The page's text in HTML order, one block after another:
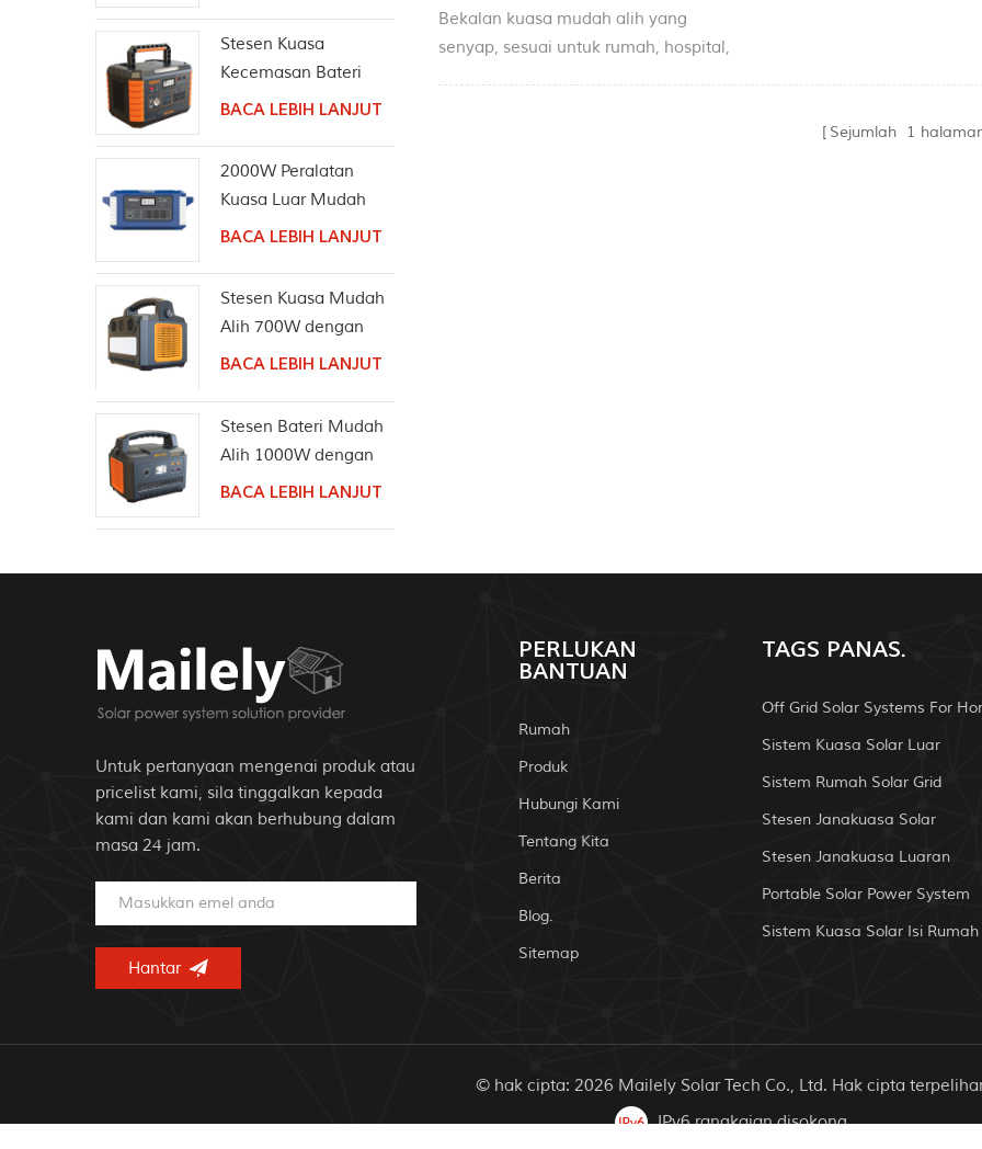
Bekalan kuasa mudah alih yang
senyap, sesuai untuk rumah, hospital,
Sejumlah 1
Stesen Kuasa
Kecemasan Bateri
Litium Perkhemahan
BACA LEBIH LANJUT
2000W Peralatan
Kuasa Luar Mudah
Alih Penjana Suria
BACA LEBIH LANJUT
Stesen Kuasa Mudah
Alih 700W dengan
Pembesar Suara
BACA LEBIH LANJUT
Stesen Bateri Mudah
Alih 1000W dengan
Pembesar Suara
BACA LEBIH LANJUT
Untuk pertanyaan mengenai produk atau
pricelist kami, sila tinggalkan kepada
kami dan kami akan berhubung dalam
masa 24 jam.
PERLUKAN
BANTUAN
Rumah
Produk
Hubungi Kami
Tentang Kita
Berita
Blog.
Sitemap
TAGS PANAS.
Off Grid Solar Systems For
Sistem Kuasa Solar Luar
Sistem Rumah Solar Grid
Stesen Janakuasa Solar
Stesen Janakuasa Luaran
Portable Solar Power System
Sistem Kuasa Solar Isi Rumah
© hak cipta: 2026 Mailely Solar Tech Co., Ltd. Hak cipta
IPv6 rangkaian disokong